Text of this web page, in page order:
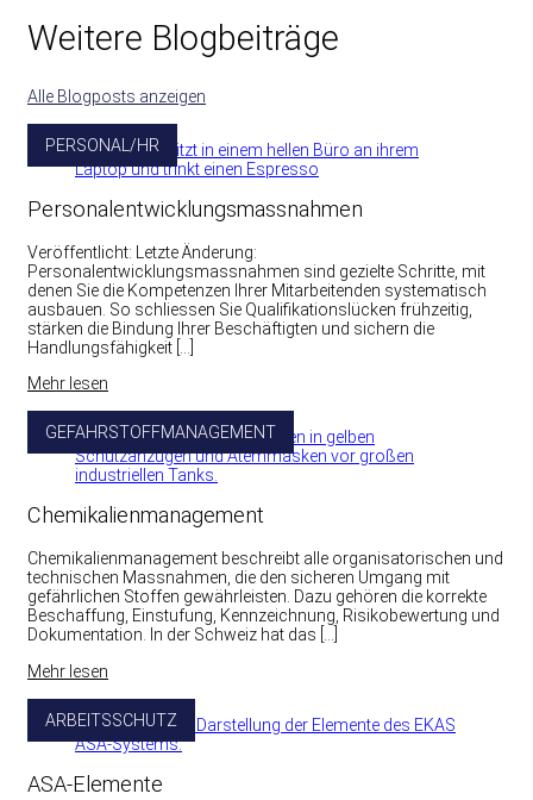
Weitere Blogbeiträge
Alle Blogposts anzeigen
PERSONAL/HR
Personalentwicklungsmassnahmen
Veröffentlicht: Letzte Änderung:
Personalentwicklungsmassnahmen sind gezielte Schritte, mit
denen Sie die Kompetenzen Ihrer Mitarbeitenden systematisch
ausbauen. So schliessen Sie Qualifikationslücken frühzeitig,
stärken die Bindung Ihrer Beschäftigten und sichern die
Handlungsfähigkeit […]
Mehr lesen
GEFAHRSTOFFMANAGEMENT
Chemikalienmanagement
Chemikalienmanagement beschreibt alle organisatorischen und
technischen Massnahmen, die den sicheren Umgang mit
gefährlichen Stoffen gewährleisten. Dazu gehören die korrekte
Beschaffung, Einstufung, Kennzeichnung, Risikobewertung und
Dokumentation. In der Schweiz hat das […]
Mehr lesen
ARBEITSSCHUTZ
ASA-Elemente